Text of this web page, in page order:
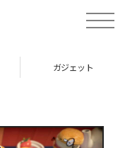
toggle
ガジェット